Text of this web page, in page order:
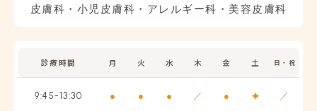
皮膚科・小児皮膚科・アレルギー科・美容皮膚科
診療時間 月 火 水 木 金 土 日・祝
9:45-13:30 ● ● ● ／ ● ✦ ／